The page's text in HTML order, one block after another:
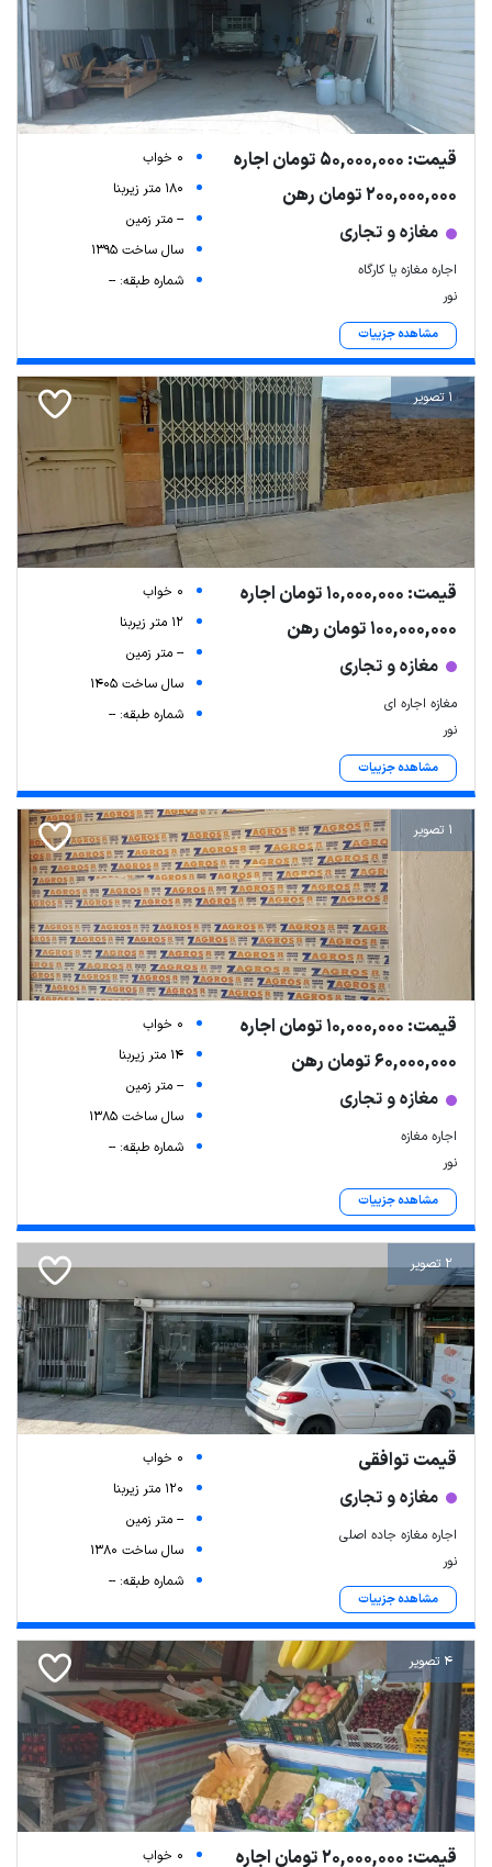
قیمت: 50,000,000 تومان اجاره
200,000,000 تومان رهن
مغازه و تجاری
اجاره مغازه یا کارگاه
نور
مشاهده جزییات
0 خواب
180 متر زیربنا
-- متر زمین
سال ساخت 1395
شماره طبقه: --
1 تصویر
قیمت: 10,000,000 تومان اجاره
100,000,000 تومان رهن
مغازه و تجاری
مغازه اجاره ای
نور
مشاهده جزییات
0 خواب
12 متر زیربنا
-- متر زمین
سال ساخت 1405
شماره طبقه: --
1 تصویر
قیمت: 10,000,000 تومان اجاره
60,000,000 تومان رهن
مغازه و تجاری
اجاره مغازه
نور
مشاهده جزییات
0 خواب
14 متر زیربنا
-- متر زمین
سال ساخت 1385
شماره طبقه: --
2 تصویر
قیمت توافقی
مغازه و تجاری
اجاره مغازه جاده اصلی
نور
مشاهده جزییات
0 خواب
120 متر زیربنا
-- متر زمین
سال ساخت 1380
شماره طبقه: --
4 تصویر
قیمت: 20,000,000 تومان اجاره
0 خواب